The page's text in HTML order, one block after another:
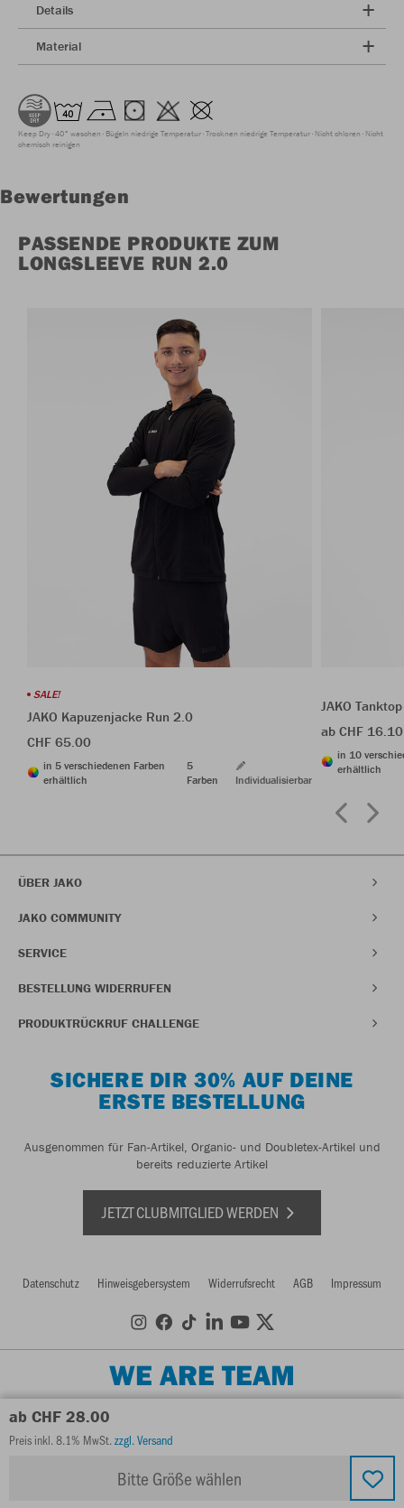
ab CHF 28.00
Preis inkl. 8.1% MwSt.zzgl. Versand
Bitte Größe wählen
Details
Material
Keep Dry 40° waschen Bügeln niedrige Temperatur Trocknen niedrige Temperatur Nicht chloren Nicht
chemisch reinigen
Bewertungen
PASSENDE PRODUKTE ZUM
LONGSLEEVE RUN 2.0
SALE!
JAKO Kapuzenjacke Run 2.0
CHF 65.00
in 5 verschiedenen Farben
erhältlich
5
Farben
Individualisierbar
JAKO
ab CHF 16.10
in 10
erhältlich
ÜBER JAKO
JAKO COMMUNITY
SERVICE
BESTELLUNG WIDERRUFEN
PRODUKTRÜCKRUF CHALLENGE
SICHERE DIR 30% AUF DEINE
ERSTE BESTELLUNG
Ausgenommen für Fan-Artikel, Organic- und Doubletex-Artikel und
bereits reduzierte Artikel
JETZT CLUBMITGLIED WERDEN
Datenschutz Hinweisgebersystem Widerrufsrecht AGB Impressum
WE ARE TEAM